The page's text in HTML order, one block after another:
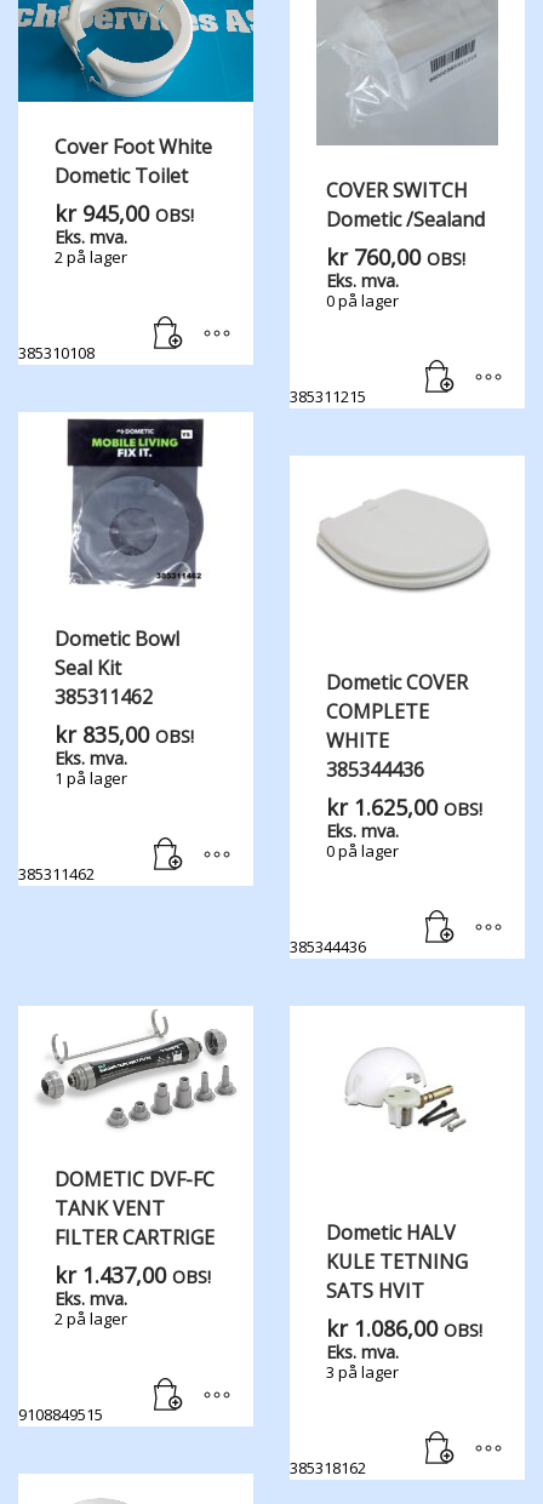
Cover Foot White
Dometic Toilet
kr945,00 OBS!
Eks. mva.
2 på lager
385310108
COVER SWITCH
Dometic /Sealand
kr760,00 OBS!
Eks. mva.
0 på lager
385311215
Dometic Bowl
Seal Kit
385311462
kr835,00 OBS!
Eks. mva.
1 på lager
385311462
Dometic COVER
COMPLETE
WHITE
385344436
kr1.625,00 OBS!
Eks. mva.
0 på lager
385344436
DOMETIC DVF-FC
TANK VENT ​
FILTER CARTRIGE
kr1.437,00 OBS!
Eks. mva.
2 på lager
9108849515
Dometic HALV
KULE TETNING
SATS HVIT
kr1.086,00 OBS!
Eks. mva.
3 på lager
385318162